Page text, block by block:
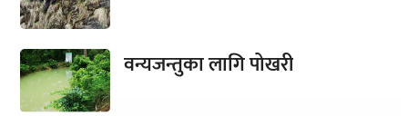
वन्यजन्तुका लागि पोखरी